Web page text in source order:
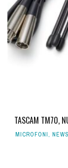
TASCAM TM70,
MICROFONI, NEWS